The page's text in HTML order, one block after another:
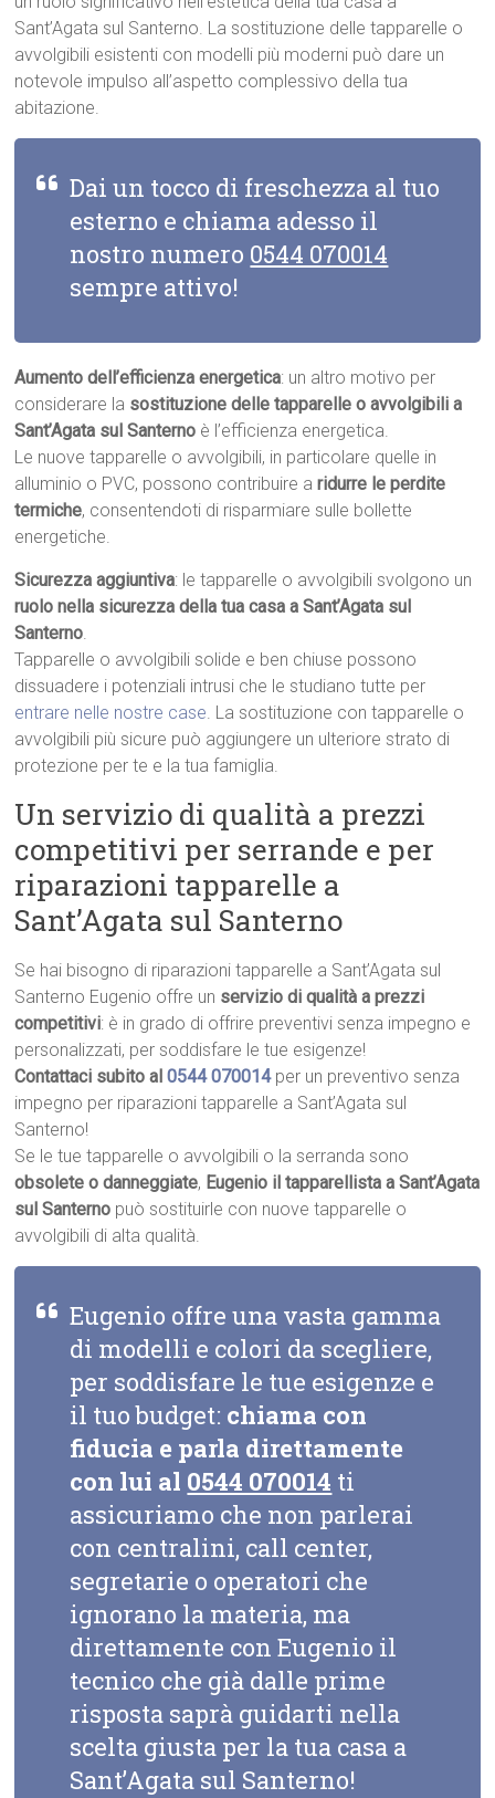
Sant’Agata sul Santerno. La sostituzione delle tapparelle o
avvolgibili esistenti con modelli più moderni può dare un
notevole impulso all’aspetto complessivo della tua
abitazione.
Dai un tocco di freschezza al tuo
esterno e chiama adesso il
nostro numero 0544 070014
sempre attivo!
Aumento dell’efficienza energetica: un altro motivo per
considerare la sostituzione delle tapparelle o avvolgibili a
Sant’Agata sul Santerno è l’efficienza energetica.
Le nuove tapparelle o avvolgibili, in particolare quelle in
alluminio o PVC, possono contribuire aridurre le perdite
termiche, consentendoti di risparmiare sulle bollette
energetiche.
Sicurezza aggiuntiva: le tapparelle o avvolgibili svolgono un
ruolo nella sicurezza della tua casa a Sant’Agata sul
Santerno.
Tapparelle o avvolgibili solide e ben chiuse possono
dissuadere i potenziali intrusi che le studiano tutte per
entrare nelle nostre case. La sostituzione con tapparelle o
avvolgibili più sicure può aggiungere un ulteriore strato di
protezione per te e la tua famiglia.
Un servizio di qualità a prezzi
competitivi per serrande e per
riparazioni tapparelle a
Sant’Agata sul Santerno
Se hai bisogno di riparazioni tapparelle a Sant’Agata sul
Santerno Eugenio offre un servizio di qualità a prezzi
competitivi: è in grado di offrire preventivi senza impegno e
personalizzati, per soddisfare le tue esigenze!
Contattaci subito al0544 070014 per un preventivo senza
impegno per riparazioni tapparelle a Sant’Agata sul
Santerno!
Se le tue tapparelle o avvolgibili o la serranda sono
obsolete o danneggiate, Eugenio il tapparellista a Sant’Agata
sul Santerno può sostituirle con nuove tapparelle o
avvolgibili di alta qualità.
Eugenio offre una vasta gamma
di modelli e colori da scegliere,
per soddisfare le tue esigenze e
il tuo budget: chiama con
fiducia e parla direttamente
con lui al 0544 070014 ti
assicuriamo che non parlerai
con centralini, call center,
segretarie o operatori che
ignorano la materia, ma
direttamente con Eugenio il
tecnico che già dalle prime
risposta saprà guidarti nella
scelta giusta per la tua casa a
Sant’Agata sul Santerno!